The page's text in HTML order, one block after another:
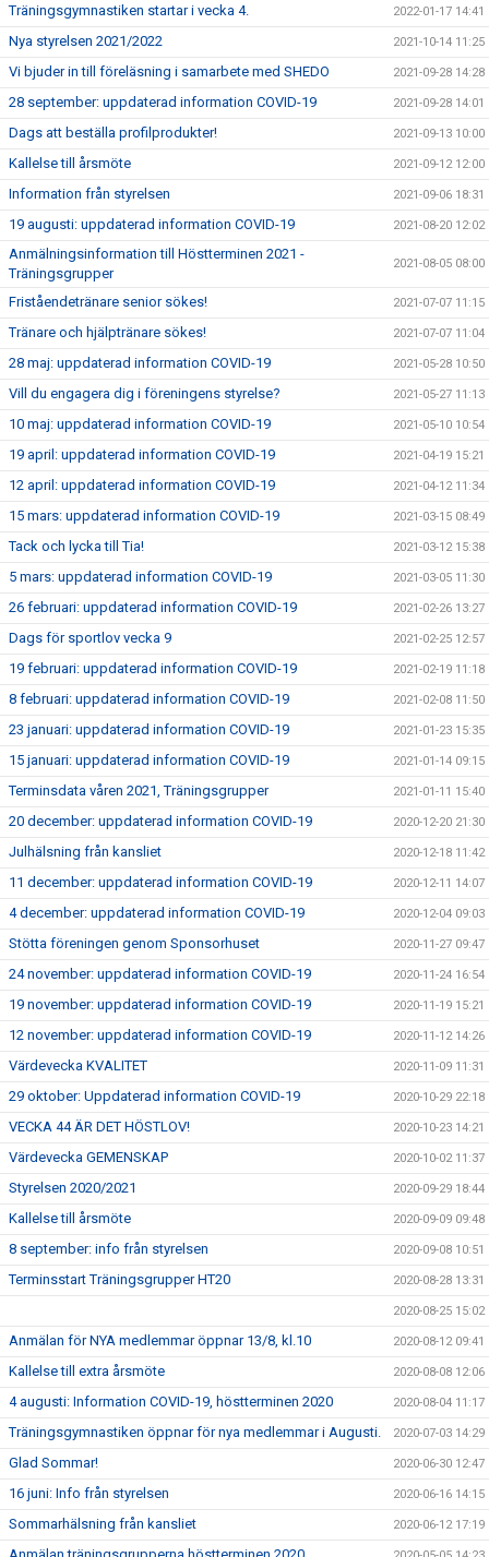
Träningsgymnastiken startar i vecka 4. 2022-01-17 14:41
Nya styrelsen 2021/2022 2021-10-14 11:25
Vi bjuder in till föreläsning i samarbete med SHEDO 2021-09-28 14:28
28 september: uppdaterad information COVID-19 2021-09-28 14:01
Dags att beställa profilprodukter! 2021-09-13 10:00
Kallelse till årsmöte 2021-09-12 12:00
Information från styrelsen 2021-09-06 18:31
19 augusti: uppdaterad information COVID-19 2021-08-20 12:02
Anmälningsinformation till Höstterminen 2021 -
Träningsgrupper
2021-08-05 08:00
Friståendetränare senior sökes! 2021-07-07 11:15
Tränare och hjälptränare sökes! 2021-07-07 11:04
28 maj: uppdaterad information COVID-19 2021-05-28 10:50
Vill du engagera dig i föreningens styrelse? 2021-05-27 11:13
10 maj: uppdaterad information COVID-19 2021-05-10 10:54
19 april: uppdaterad information COVID-19 2021-04-19 15:21
12 april: uppdaterad information COVID-19 2021-04-12 11:34
15 mars: uppdaterad information COVID-19 2021-03-15 08:49
Tack och lycka till Tia! 2021-03-12 15:38
5 mars: uppdaterad information COVID-19 2021-03-05 11:30
26 februari: uppdaterad information COVID-19 2021-02-26 13:27
Dags för sportlov vecka 9 2021-02-25 12:57
19 februari: uppdaterad information COVID-19 2021-02-19 11:18
8 februari: uppdaterad information COVID-19 2021-02-08 11:50
23 januari: uppdaterad information COVID-19 2021-01-23 15:35
15 januari: uppdaterad information COVID-19 2021-01-14 09:15
Terminsdata våren 2021, Träningsgrupper 2021-01-11 15:40
20 december: uppdaterad information COVID-19 2020-12-20 21:30
Julhälsning från kansliet 2020-12-18 11:42
11 december: uppdaterad information COVID-19 2020-12-11 14:07
4 december: uppdaterad information COVID-19 2020-12-04 09:03
Stötta föreningen genom Sponsorhuset 2020-11-27 09:47
24 november: uppdaterad information COVID-19 2020-11-24 16:54
19 november: uppdaterad information COVID-19 2020-11-19 15:21
12 november: uppdaterad information COVID-19 2020-11-12 14:26
Värdevecka KVALITET 2020-11-09 11:31
29 oktober: Uppdaterad information COVID-19 2020-10-29 22:18
VECKA 44 ÄR DET HÖSTLOV! 2020-10-23 14:21
Värdevecka GEMENSKAP 2020-10-02 11:37
Styrelsen 2020/2021 2020-09-29 18:44
Kallelse till årsmöte 2020-09-09 09:48
8 september: info från styrelsen 2020-09-08 10:51
Terminsstart Träningsgrupper HT20 2020-08-28 13:31
2020-08-25 15:02
Anmälan för NYA medlemmar öppnar 13/8, kl.10 2020-08-12 09:41
Kallelse till extra årsmöte 2020-08-08 12:06
4 augusti: Information COVID-19, höstterminen 2020 2020-08-04 11:17
Träningsgymnastiken öppnar för nya medlemmar i Augusti. 2020-07-03 14:29
Glad Sommar! 2020-06-30 12:47
16 juni: Info från styrelsen 2020-06-16 14:15
Sommarhälsning från kansliet 2020-06-12 17:19